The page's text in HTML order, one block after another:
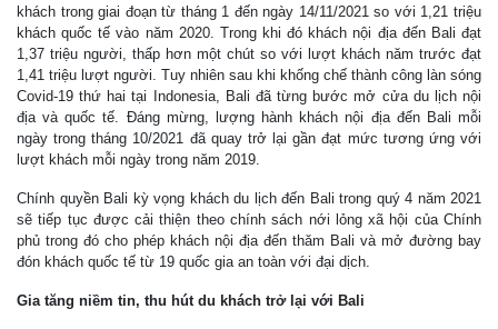
khách trong giai đoạn từ tháng 1 đến ngày 14/11/2021 so với 1,21 triệu
khách quốc tế vào năm 2020. Trong khi đó khách nội địa đến Bali đạt
1,37 triệu người, thấp hơn một chút so với lượt khách năm trước đạt
1,41 triệu lượt người. Tuy nhiên sau khi khống chế thành công làn sóng
Covid-19 thứ hai tại Indonesia, Bali đã từng bước mở cửa du lịch nội
địa và quốc tế. Đáng mừng, lượng hành khách nội địa đến Bali mỗi
ngày trong tháng 10/2021 đã quay trở lại gần đạt mức tương ứng với
lượt khách mỗi ngày trong năm 2019.
Chính quyền Bali kỳ vọng khách du lịch đến Bali trong quý 4 năm 2021
sẽ tiếp tục được cải thiện theo chính sách nới lỏng xã hội của Chính
phủ trong đó cho phép khách nội địa đến thăm Bali và mở đường bay
đón khách quốc tế từ 19 quốc gia an toàn với đại dịch.
Gia tăng niềm tin, thu hút du khách trở lại với Bali